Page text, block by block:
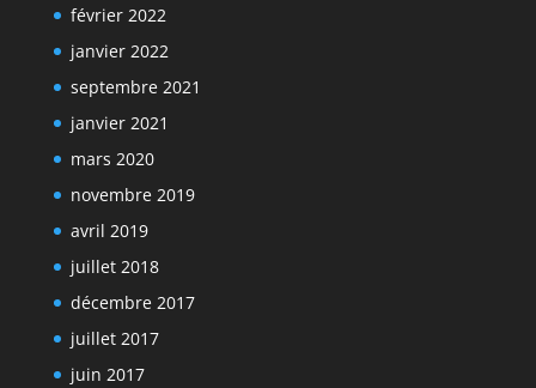
février 2022
janvier 2022
septembre 2021
janvier 2021
mars 2020
novembre 2019
avril 2019
juillet 2018
décembre 2017
juillet 2017
juin 2017